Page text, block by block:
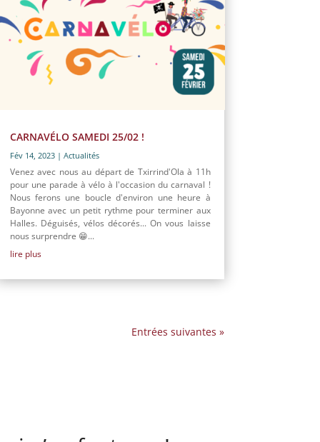
CARNAVÉLO SAMEDI 25/02 !
Fév 14, 2023| Actualités
Venez avec nous au départ de Txirrind'Ola à 11h
pour une parade à vélo à l'occasion du carnaval !
Nous ferons une boucle d'environ une heure à
Bayonne avec un petit rythme pour terminer aux
Halles. Déguisés, vélos décorés... On vous laisse
nous surprendre 😁...
lire plus
Entrées suivantes »